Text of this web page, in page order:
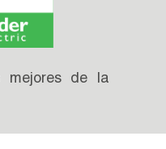
mejores de la